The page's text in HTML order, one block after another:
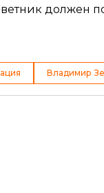
должен
Владимир